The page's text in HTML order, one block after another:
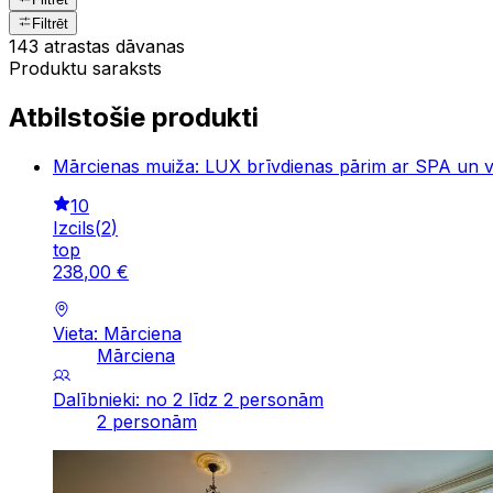
Filtrēt
143 atrastas dāvanas
Produktu saraksts
Atbilstošie produkti
Mārcienas muiža: LUX brīvdienas pārim ar SPA un
10
Izcils(2)
top
238,00 €
Vieta: Mārciena
Mārciena
Dalībnieki: no 2 līdz 2 personām
2 personām